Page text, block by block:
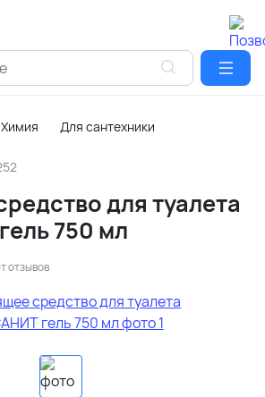
Для сантехники
для туалета
750 мл
отзывов